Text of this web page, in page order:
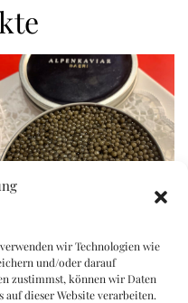
wir Technologien wie
und/oder darauf
zustimmst, können wir Daten
dieser Website verarbeiten.
50gm
91,67€ inkl. USt.